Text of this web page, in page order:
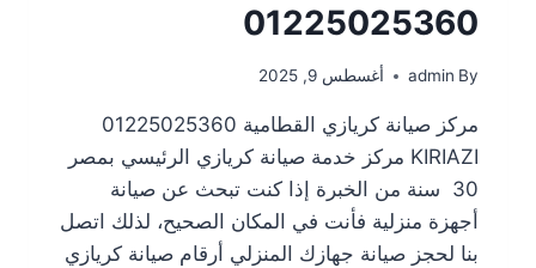
01225025360
By
admin أغسطس 9, 2025
مركز صيانة كريازي القطامية 01225025360
KIRIAZI مركز خدمة صيانة كريازي الرئيسي بمصر
30 سنة من الخبرة إذا كنت تبحث عن صيانة
أجهزة منزلية فأنت في المكان الصحيح، لذلك اتصل
بنا لحجز صيانة جهازك المنزلي أرقام صيانة كريازي